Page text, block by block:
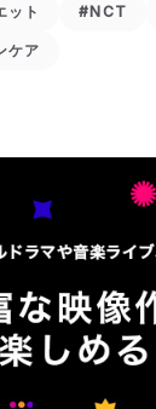
ット #NCT
ケア